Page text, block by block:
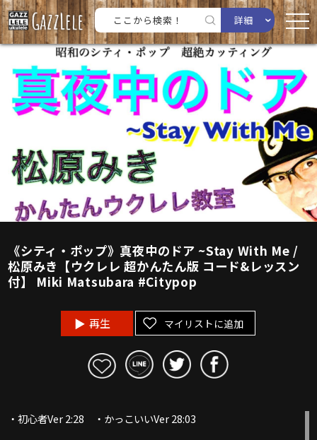
詳細
《シティ・ポップ》真夜中のドア ~Stay With Me /
松原みき【ウクレレ 超かんたん版 コード&レッスン
付】 Miki Matsubara #Citypop
再生 マイリストに追加
・初心者Ver 2:28 ・かっこいいVer 28:03